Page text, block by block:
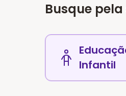
Busque
Infantil